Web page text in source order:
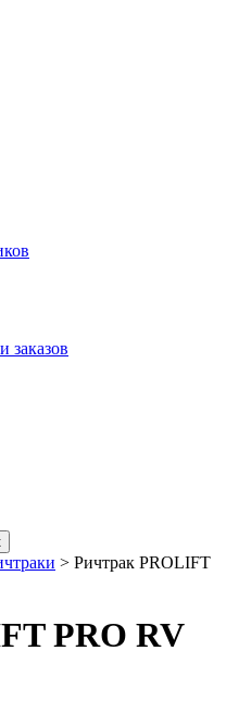
заказов
> Ричтрак PROLIFT
PRO RV